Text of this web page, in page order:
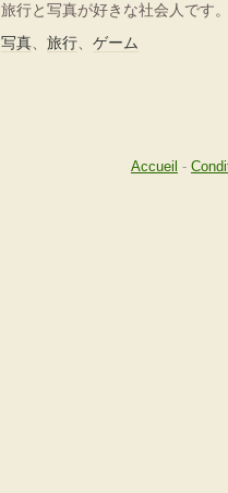
旅行と写真が好きな社会人です。
写真、 旅行、 ゲーム
Accueil -